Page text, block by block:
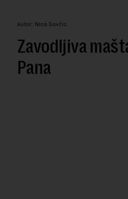
Autor: Nina Savčić
Zavodljiva
Pana